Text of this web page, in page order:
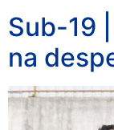
Sub-19
na